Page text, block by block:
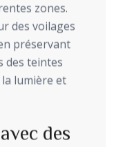
zones.
des voilages
préservant
des teintes
lumière et
des